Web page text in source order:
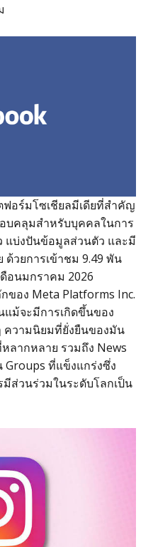
ฟอร์มโซเชียลมีเดียที่สำคัญ
บคลุมสำหรับบุคคลในการ
แบ่งปันข้อมูลส่วนตัว และมี
วยการเข้าชม 9.49 พัน
อนมกราคม 2026
อง Meta Platforms Inc.
ม้จะมีการเกิดขึ้นของ
ความนิยมที่ยั่งยืนของมัน
ลากหลาย รวมถึง News
Groups ที่แข็งแกร่งซึ่ง
ส่วนร่วมในระดับโลกเป็น